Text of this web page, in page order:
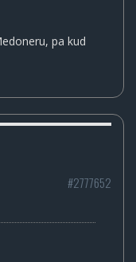
pa kud
#2777652